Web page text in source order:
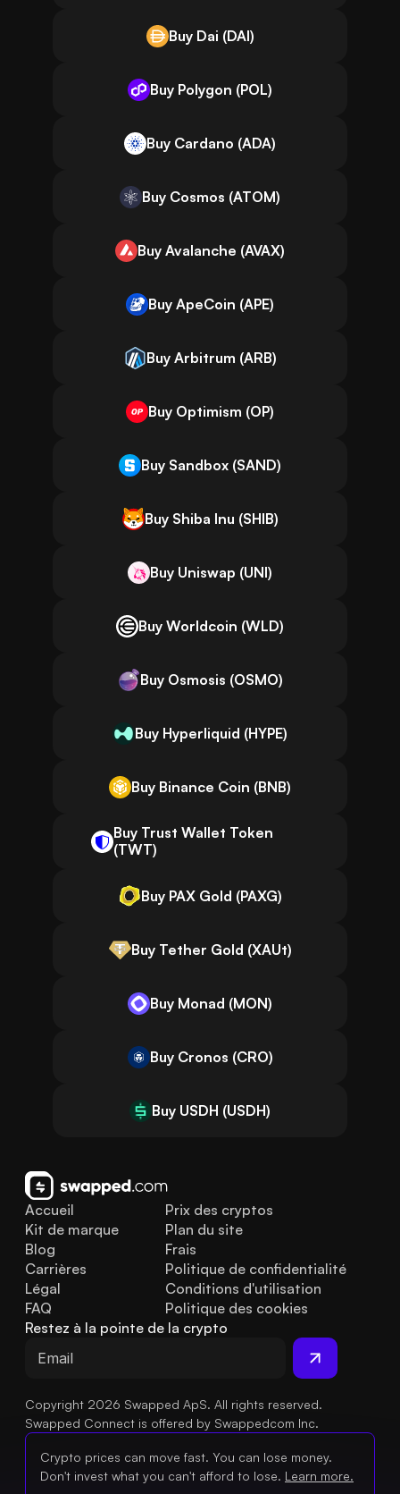
Buy Dai (DAI)
Buy Polygon (POL)
Buy Cardano (ADA)
Buy Cosmos (ATOM)
Buy Avalanche (AVAX)
Buy ApeCoin (APE)
Buy Arbitrum (ARB)
Buy Optimism (OP)
Buy Sandbox (SAND)
Buy Shiba Inu (SHIB)
Buy Uniswap (UNI)
Buy Worldcoin (WLD)
Buy Osmosis (OSMO)
Buy Hyperliquid (HYPE)
Buy Binance Coin (BNB)
Buy Trust Wallet Token
(TWT)
Buy PAX Gold (PAXG)
Buy Tether Gold (XAUt)
Buy Monad (MON)
Buy Cronos (CRO)
Buy USDH (USDH)
Accueil
Kit de marque
Blog
FAQ
Légal
Carrières
Prix des cryptos
Plan du site
Frais
Politique de confidentialité
Conditions d'utilisation
Politique des cookies
Restez à la pointe de la crypto
Copyright 2026 Swapped ApS. All rights reserved.
Swapped Connect is offered by Swappedcom Inc.
Crypto prices can move fast. You can lose money.
Don't invest what you can't afford to lose. Learn more.